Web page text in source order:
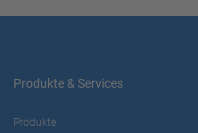
Produkte & Services
Produkte